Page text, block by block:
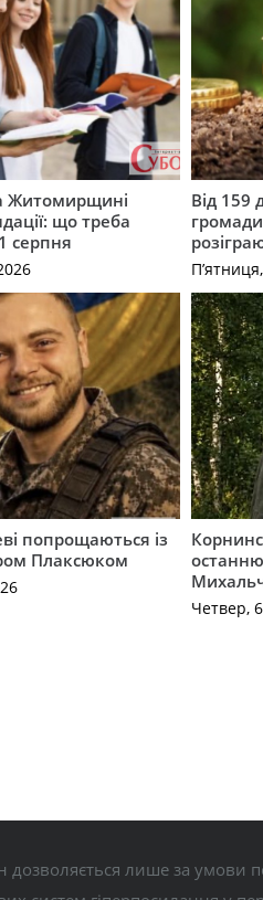
Житомирщині
що треба
серпня
Від 159
попрощаються із
Плаксюком
Четвер,
дозволяється лише за умови